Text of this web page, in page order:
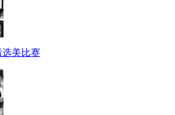
美比赛